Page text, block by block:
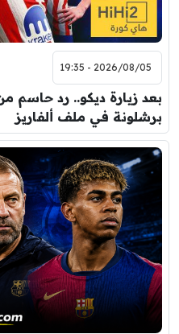
2026/08/05 - 19:35
بعد زيارة ديكو.. رد حاسم
برشلونة في ملف ألفاريز